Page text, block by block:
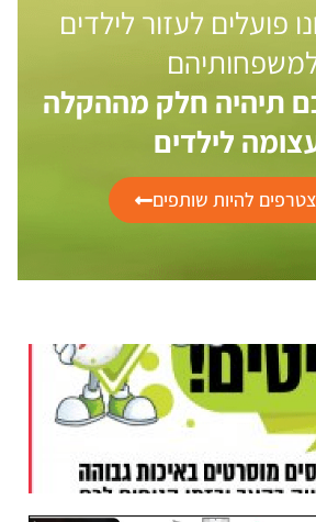
פועלים לעזור לילדים
תיהיה חלק מההקלה
לילדים
להיות שותפים